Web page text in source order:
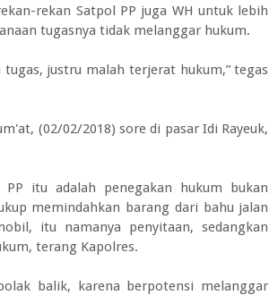
rekan Satpol PP juga WH untuk lebih
tugasnya tidak melanggar hukum.
tugas, justru malah terjerat hukum,” tegas
(02/02/2018) sore di pasar Idi Rayeuk,
PP itu adalah penegakan hukum bukan
memindahkan barang dari bahu jalan
itu namanya penyitaan, sedangkan
terang Kapolres.
balik, karena berpotensi melanggar